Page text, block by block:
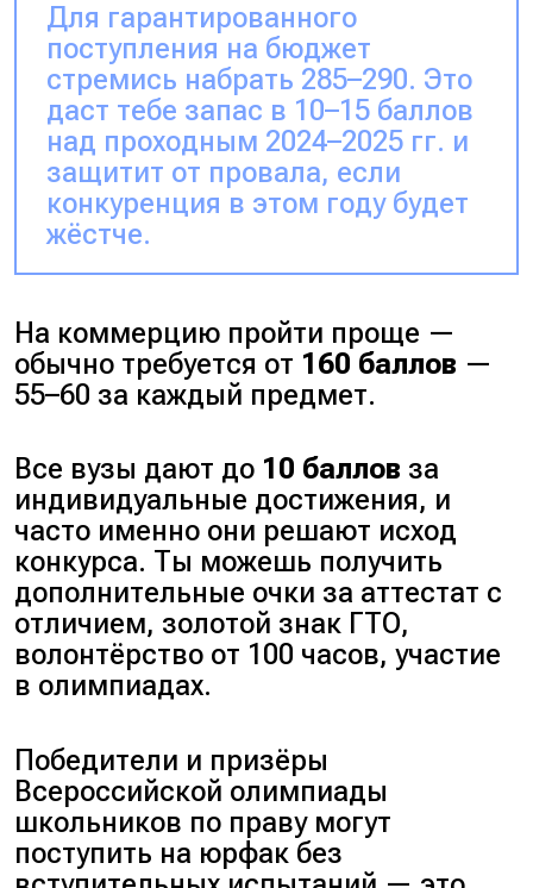
Для гарантированного
поступления на бюджет
стремись набрать 285–290. Это
даст тебе запас в 10–15 баллов
над проходным 2024–2025 гг. и
защитит от провала, если
конкуренция в этом году будет
жёстче.
На коммерцию пройти проще —
обычно требуется от 160 баллов —
55–60 за каждый предмет.
Все вузы дают до 10 баллов за
индивидуальные достижения, и
часто именно они решают исход
конкурса. Ты можешь получить
дополнительные очки за аттестат с
отличием, золотой знак ГТО,
волонтёрство от 100 часов, участие
в олимпиадах.
Победители и призёры
Всероссийской олимпиады
школьников по праву могут
поступить на юрфак без